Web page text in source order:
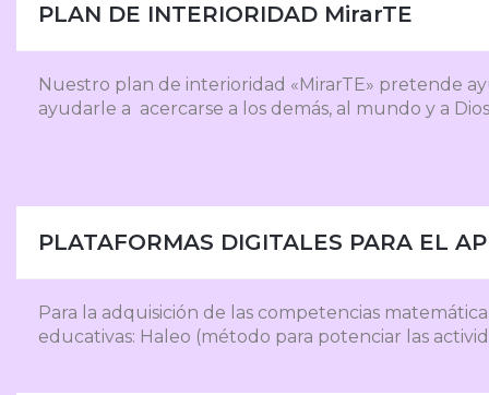
PLAN DE INTERIORIDAD MirarTE
Nuestro plan de interioridad «MirarTE» pretende
ayudarle a acercarse a los demás, al mundo y a
PLATAFORMAS DIGITALES PARA EL
Para la adquisición de las competencias
educativas: Haleo (método para potenciar las